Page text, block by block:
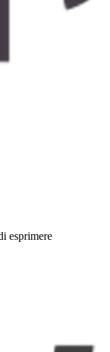
esprimere